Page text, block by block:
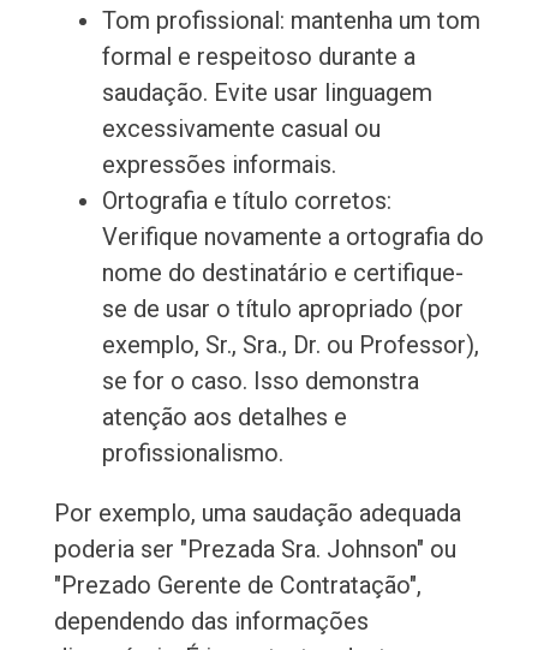
Tom profissional: mantenha um tom
formal e respeitoso durante a
saudação. Evite usar linguagem
excessivamente casual ou
expressões informais.
Ortografia e título corretos:
Verifique novamente a ortografia do
nome do destinatário e certifique-
se de usar o título apropriado (por
exemplo, Sr., Sra., Dr. ou Professor),
se for o caso. Isso demonstra
atenção aos detalhes e
profissionalismo.
Por exemplo, uma saudação adequada
poderia ser "Prezada Sra. Johnson" ou
"Prezado Gerente de Contratação",
dependendo das informações